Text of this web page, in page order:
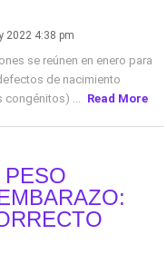
2022 4:38 pm
se reúnen en enero para
de nacimiento
...
Read More